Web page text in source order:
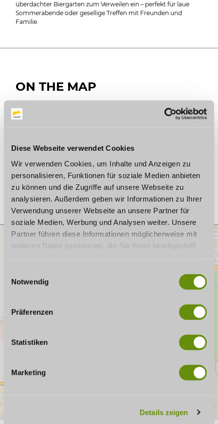
Diese Webseite verwendet Cookies
Wir verwenden Cookies, um Inhalte und Anzeigen zu
personalisieren, Funktionen für soziale Medien anbieten
zu können und die Zugriffe auf unsere Webseite zu
analysieren. Außerdem geben wir Informationen zu Ihrer
Verwendung unserer Webseite an unsere Partner für
soziale Medien, Werbung und Analysen weiter. Unsere
Partner führen diese Informationen möglicherweise mit
weiteren Daten zusammen, die Sie ihnen bereitgestellt
ablehnen, kann es sein, dass Darstellungen nicht
vollständig sind oder Anwendungen nicht zur Verfügung
i
n
Notwendig
Präferenzen
Statistiken
Marketing
Details zeigen
überdachter Biergarten zum Verweilen ein – perfekt für laue
Sommerabende oder gesellige Treffen mit Freunden und
Familie.
ON THE MAP
Kürengrund 4
Phone:+49 9561 7996363
Website:piccola-italia-coburg.business.site